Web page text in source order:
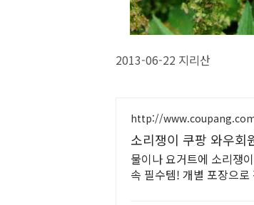
2013-06-22 지리산
http://
소리쟁이 쿠팡 와우회
물이나 요거트에 소리쟁
속 필수템! 개별 포장으